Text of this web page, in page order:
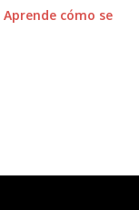
Aprende cómo se